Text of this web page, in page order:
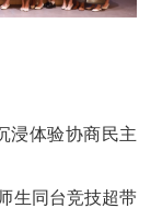
浸体验协商民主
生同台竞技超带